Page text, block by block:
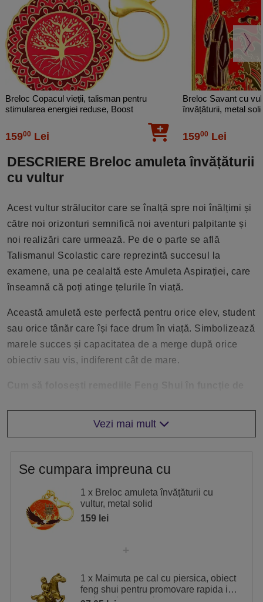
Breloc Copacul vieții, talisman pentru
stimularea energiei reduse, Boost
15900 Lei
Breloc Savant cu
învățăturii, metal
15900 Lei
DESCRIERE Breloc amuleta învățăturii
cu vultur
Acest vultur strălucitor care se înalță spre noi înălțimi și
către noi orizonturi semnifică noi aventuri palpitante și
noi realizări care urmează. Pe de o parte se află
Talismanul Scolastic care reprezintă succesul la
examene, una pe cealaltă este Amuleta Aspirației, care
înseamnă că poți atinge țelurile în viață.
Această amuletă este perfectă pentru orice elev, student
sau orice tânăr care își face drum în viață. Simbolizează
marele succes și capacitatea de a merge după orice
obiectiv sau vis, indiferent cât de mare.
cu ele. Odată identificate, așază obiectele de protecție
potrivită, consultând tabelul de mai jos pentru ghidare.
Semnificație
Vezi mai mult
Se cumpara impreuna cu
1 x Breloc amuleta învățăturii cu
vultur, metal solid
159 lei
1 x Maimuta pe cal cu piersica, obiect
feng shui pentru promovare rapida in